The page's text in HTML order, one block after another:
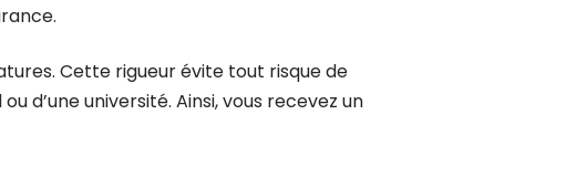
Cette rigueur évite tout risque de
d’une université. Ainsi, vous recevez un